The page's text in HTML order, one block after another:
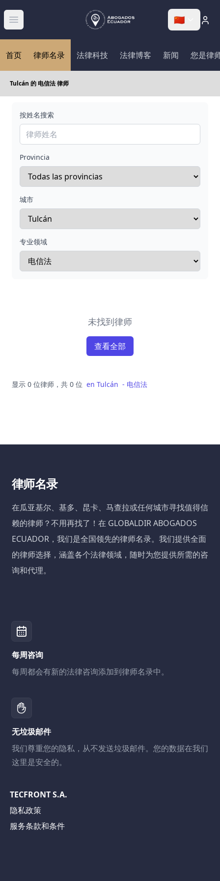
Abrir menú 🇨🇳
首页 律师名录 法律科技 法律博客 新闻 您是律
Tulcán 的 电信法 律师
按姓名搜索
Provincia
城市
专业领域
未找到律师
查看全部
显示 0 位律师，共 0 位 en Tulcán - 电信法
律师名录
在瓜亚基尔、基多、昆卡、马查拉或任何城市寻找值得信
赖的律师？不用再找了！在 GLOBALDIR ABOGADOS
ECUADOR，我们是全国领先的律师名录。我们提供全面
的律师选择，涵盖各个法律领域，随时为您提供所需的咨
询和代理。
每周咨询
每周都会有新的法律咨询添加到律师名录中。
无垃圾邮件
我们尊重您的隐私，从不发送垃圾邮件。您的数据在我们
这里是安全的。
TECFRONT S.A.
隐私政策
服务条款和条件